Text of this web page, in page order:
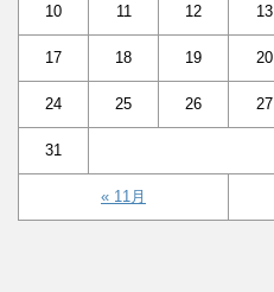
« 11月
10 11 12 13
17 18 19 20
24 25 26 27
31